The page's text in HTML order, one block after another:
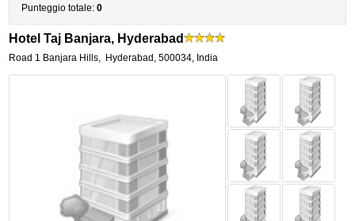
Punteggio totale:0
Hotel Taj Banjara, Hyderabad
Road 1 Banjara Hills, Hyderabad ,500034, India